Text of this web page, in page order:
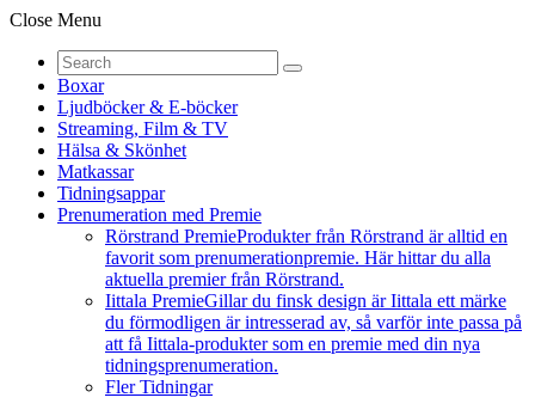
Close Menu
Boxar
Ljudböcker & E-böcker
Streaming, Film & TV
Hälsa & Skönhet
Matkassar
Tidningsappar
Prenumeration med Premie
Rörstrand PremieProdukter från Rörstrand är alltid en
favorit som prenumerationpremie. Här hittar du alla
aktuella premier från Rörstrand.
Iittala PremieGillar du finsk design är Iittala ett märke
du förmodligen är intresserad av, så varför inte passa på
att få Iittala-produkter som en premie med din nya
tidningsprenumeration.
Fler Tidningar